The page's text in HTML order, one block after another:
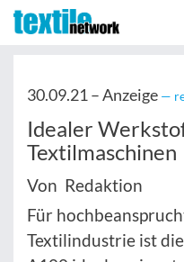
30.09.21 –Anzeige —
Idealer
Textilmaschinen
Von Redaktion
Für
Textilindustrie ist